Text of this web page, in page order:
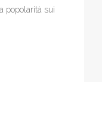
popolarità sui